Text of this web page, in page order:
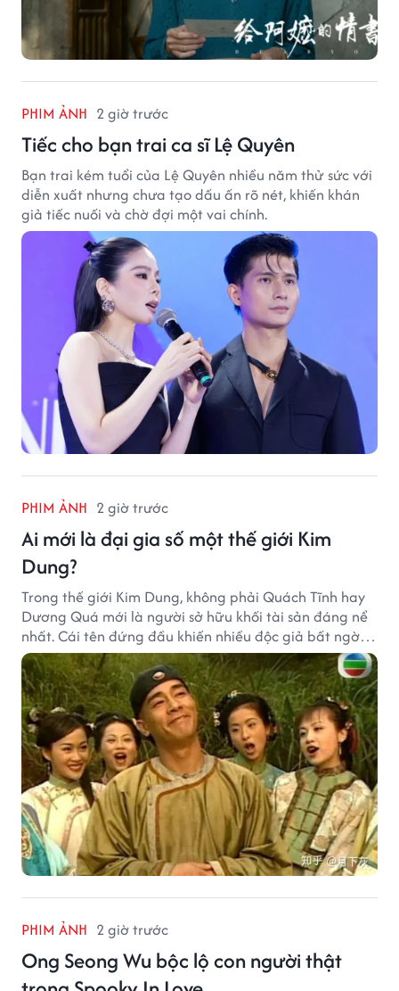
PHIM ẢNH 2 giờ trước
Tiếc cho bạn trai ca sĩ Lệ Quyên
Bạn trai kém tuổi của Lệ Quyên nhiều năm thử sức với
diễn xuất nhưng chưa tạo dấu ấn rõ nét, khiến khán
giả tiếc nuối và chờ đợi một vai chính.
PHIM ẢNH 2 giờ trước
Ai mới là đại gia số một thế giới Kim
Dung?
Trong thế giới Kim Dung, không phải Quách Tĩnh hay
Dương Quá mới là người sở hữu khối tài sản đáng nể
nhất. Cái tên đứng đầu khiến nhiều độc giả bất ngờ
bởi xuất thân của nhân vật này hoàn toàn không
giống một đại hiệp.
PHIM ẢNH 2 giờ trước
Ong Seong Wu bộc lộ con người thật